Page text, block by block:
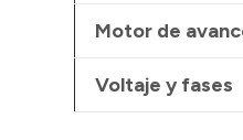
Motor de
Voltaje y fases